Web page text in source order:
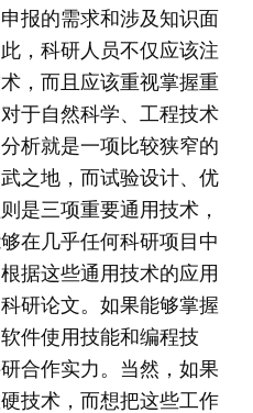
报的需求和涉及知识面
，科研人员不仅应该注
，而且应该重视掌握重
于自然科学、工程技术
析就是一项比较狭窄的
之地，而试验设计、优
是三项重要通用技术，
在几乎任何科研项目中
据这些通用技术的应用
研论文。如果能够掌握
件使用技能和编程技
合作实力。当然，如果
技术，而想把这些工作